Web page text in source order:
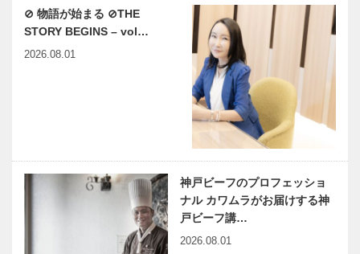
⊘ 物語が始まる ⊘THE
STORY BEGINS – vol…
2026.08.01
神戸ビーフのプロフェッショ
ナル カワムラがお届けする神
戸ビーフ講…
2026.08.01